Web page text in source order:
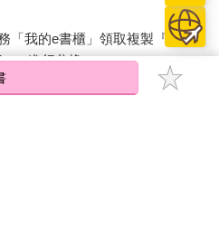
聲回道。「但如果我不能讓她們
在那裡過好日子。」她嘆了口
安慰他，讓他安心。但他也聽得
出的選擇讓她悲哀，愁苦。
福更加重視子女的幸福，小娟繼
「我的e書櫃」領取複製『兌換
進行兌換。
購買的電子書僅能以金石堂專屬